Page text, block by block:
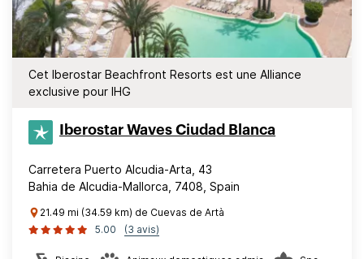
Cet Iberostar Beachfront Resorts est une Alliance
exclusive pour IHG
Iberostar Waves Ciudad Blanca
Carretera Puerto Alcudia-Arta, 43
Bahia de Alcudia-Mallorca, 7408, Spain
21.49 mi (34.59 km) de Cuevas de Artà
5.00
(3 avis)